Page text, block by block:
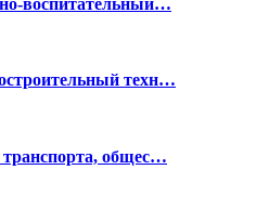
техн…
общес…